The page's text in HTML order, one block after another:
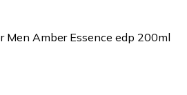
Men Amber Essence edp 200ml